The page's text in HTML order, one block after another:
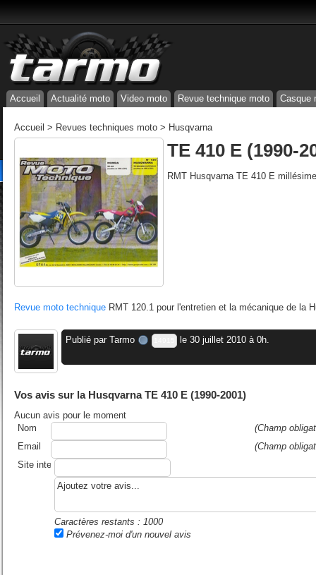
Accueil Actualité moto Video moto Revue technique moto Casque
Accueil > Revues techniques moto > Husqvarna
TE 410 E (1990-
RMT Husqvarna TE 410 E
Revue moto technique RMT 120.1 pour l'entretien et la mécanique de la
Publié par Tarmo le 30 juillet 2010 à 0h.
Vos avis sur la Husqvarna TE 410 E (1990-2001)
Aucun avis pour le moment
Nom
(Champ
Email
(Champ
Site internet ou blog
Caractères restants : 1000
Prévenez-moi d'un nouvel avis